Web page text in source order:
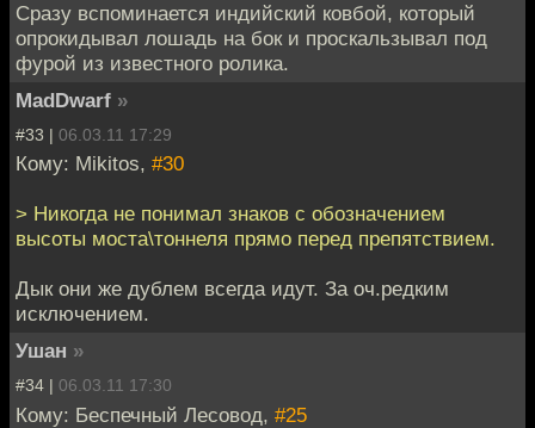
Сразу вспоминается индийский ковбой, который
опрокидывал лошадь на бок и проскальзывал под
фурой из известного ролика.
MadDwarf »
#33 | 06.03.11 17:29
Кому: Mikitos, #30
> Никогда не понимал знаков с обозначением
высоты моста\тоннеля прямо перед препятствием.
Дык они же дублем всегда идут. За оч.редким
исключением.
Ушан »
#34 | 06.03.11 17:30
Кому: Беспечный Лесовод, #25